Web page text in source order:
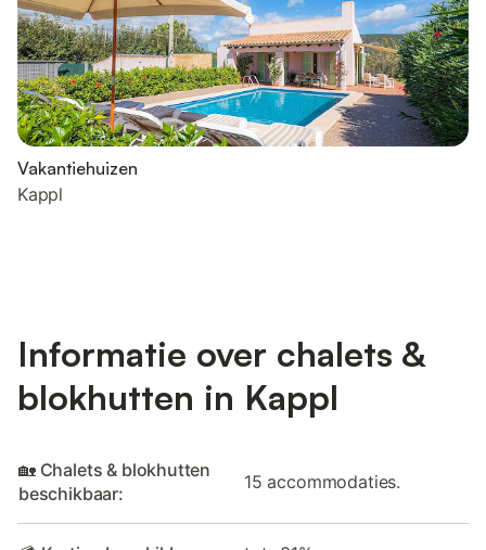
Vakantiehuizen
Kappl
Informatie over chalets &
blokhutten in Kappl
🏡 Chalets & blokhutten
beschikbaar:
15 accommodaties.